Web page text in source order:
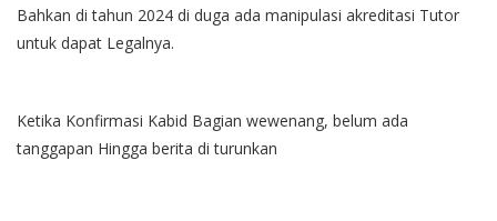
Bahkan di tahun 2024 di duga ada manipulasi akreditasi Tutor
untuk dapat Legalnya.
Ketika Konfirmasi Kabid Bagian wewenang, belum ada
tanggapan Hingga berita di turunkan